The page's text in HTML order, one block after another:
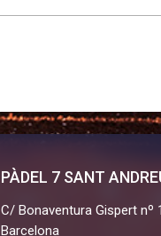
PÀDEL 7 SANT
C/ Bonaventura Gispert nº
Barcelona